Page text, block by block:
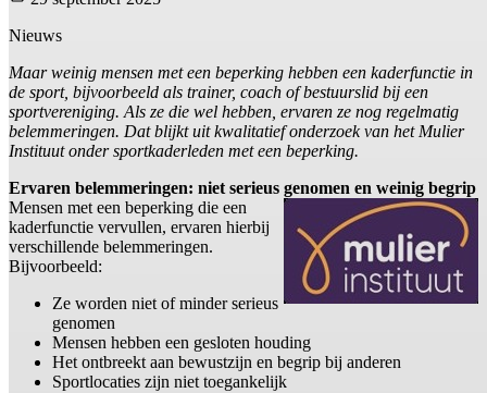
Nieuws
Maar weinig mensen met een beperking hebben een kaderfunctie in
de sport, bijvoorbeeld als trainer, coach of bestuurslid bij een
sportvereniging. Als ze die wel hebben, ervaren ze nog regelmatig
belemmeringen. Dat blijkt uit kwalitatief onderzoek van het Mulier
Instituut onder sportkaderleden met een beperking.
Ervaren belemmeringen: niet serieus genomen en weinig begrip
Mensen met een beperking die een
kaderfunctie vervullen, ervaren hierbij
verschillende belemmeringen.
Bijvoorbeeld:
Ze worden niet of minder serieus
genomen
Mensen hebben een gesloten houding
Het ontbreekt aan bewustzijn en begrip bij anderen
Sportlocaties zijn niet toegankelijk